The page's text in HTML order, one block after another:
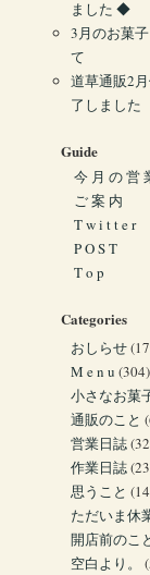
ました ◆
3月のお菓
て
道草通販2
了しました
Guide
今 月 の 営
ご 案 内
T w i t t e r
P O S T
T o p
Categories
おしらせ
M e n u (304)
小さなお菓
通販のこと
営業日誌
作業日誌
思うこと
ただいま休
開店前のこ
空白より。